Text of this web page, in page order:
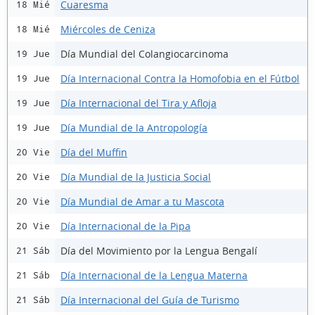
18 Mié Cuaresma
18 Mié Miércoles de Ceniza
19 Jue Día Mundial del Colangiocarcinoma
19 Jue Día Internacional Contra la Homofobia en el Fútbol
19 Jue Día Internacional del Tira y Afloja
19 Jue Día Mundial de la Antropología
20 Vie Día del Muffin
20 Vie Día Mundial de la Justicia Social
20 Vie Día Mundial de Amar a tu Mascota
20 Vie Día Internacional de la Pipa
21 Sáb Día del Movimiento por la Lengua Bengalí
21 Sáb Día Internacional de la Lengua Materna
21 Sáb Día Internacional del Guía de Turismo